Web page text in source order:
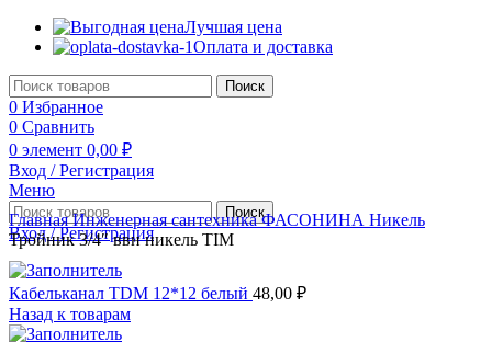
Лучшая цена
Оплата и доставка
Поиск
0 Избранное
0 Сравнить
0 элемент 0,00 ₽
Вход / Регистрация
Меню
Поиск
Вход / Регистрация
ГлавнаяИнженерная сантехникаФАСОНИНА Никель
Тройник 3/4″ ввн никель TIM
Кабельканал TDM 12*12 белый 48,00 ₽
Назад к товарам